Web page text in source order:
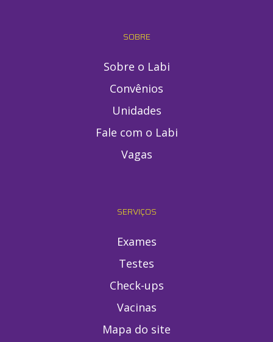
SOBRE
Sobre o Labi
Convênios
Unidades
Fale com o Labi
Vagas
SERVIÇOS
Exames
Testes
Check-ups
Vacinas
Mapa do site